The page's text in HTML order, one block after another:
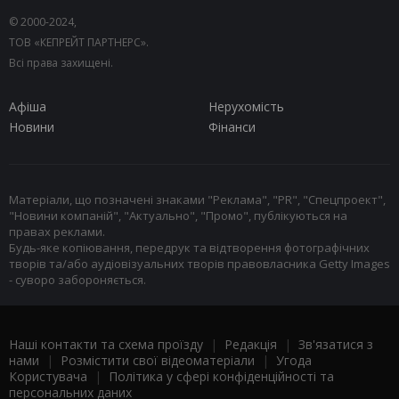
© 2000-2024,
ТОВ «КЕПРЕЙТ ПАРТНЕРС».
Всі права захищені.
Афіша
Нерухомість
Новини
Фінанси
Матеріали, що позначені знаками "Реклама", "PR", "Спецпроект",
"Новини компаній", "Актуально", "Промо", публікуються на
правах реклами.
Будь-яке копіювання, передрук та відтворення фотографічних
творів та/або аудіовізуальних творів правовласника Getty Images
- суворо забороняється.
Наші контакти та схема проїзду | Редакція | Зв'язатися з
нами | Розмістити свої відеоматеріали | Угода
Користувача |
Політика у сфері конфіденційності та
персональних даних